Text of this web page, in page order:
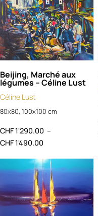
Beijing, Marché aux
légumes – Céline Lust
Céline Lust
80x80, 100x100 cm
CHF1'290.00 –
CHF1'490.00